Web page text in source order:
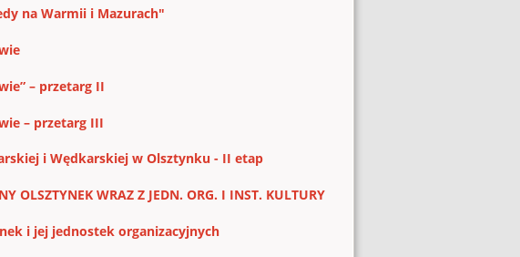
na Warmii i Mazurach"
– przetarg II
– przetarg III
i Wędkarskiej w Olsztynku - II etap
OLSZTYNEK WRAZ Z JEDN. ORG. I INST. KULTURY
i jej jednostek organizacyjnych